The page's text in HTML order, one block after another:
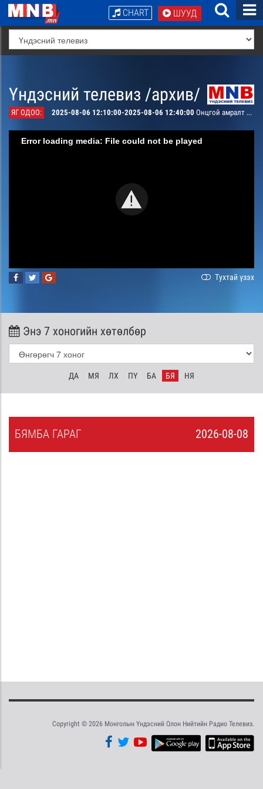
ШУУД
CHART
Үндэсний телевиз /архив/
ЯГ ОДОО: 2025-08-06 12:10:00-2025-08-06 12:40:00 Онцгой амралт #11
Error loading media: File could not be played
Тухтай үзэх
Энэ 7 хоногийн хөтөлбөр
ДА МЯ ЛХ ПҮ БА БЯ НЯ
2026-08-08
БЯМБА ГАРАГ
Copyright © 2026 Монголын Үндэсний Олон Нийтийн Радио Телевиз.